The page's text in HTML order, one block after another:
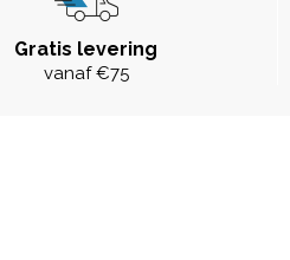
Gratis levering
vanaf €75